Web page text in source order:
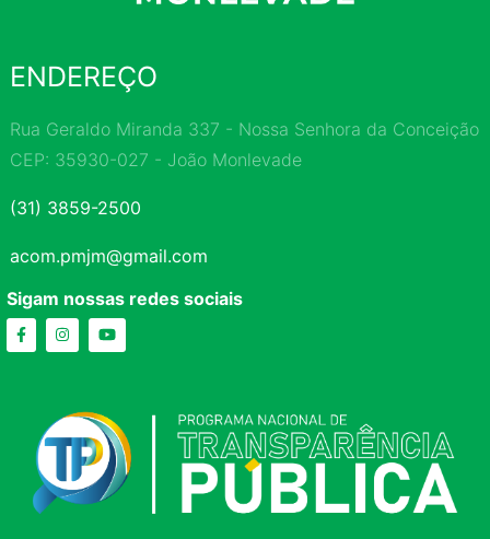
ENDEREÇO
Rua Geraldo Miranda 337 - Nossa Senhora da Conceição
CEP: 35930-027 - João Monlevade
(31) 3859-2500
acom.pmjm@gmail.com
Sigam nossas redes sociais